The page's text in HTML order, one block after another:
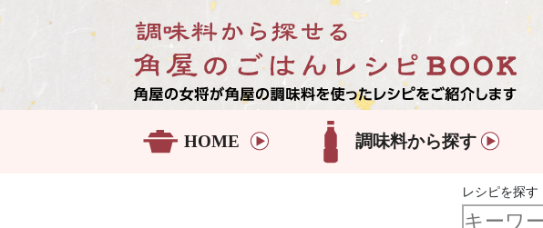
HOME 調味料から探す
レシピを探す